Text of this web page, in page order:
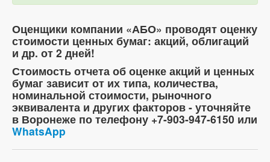
Оценщики компании «АБО» проводят оценку
стоимости ценных бумаг: акций, облигаций
и др. от 2 дней!
Стоимость отчета об оценке акций и ценных
бумаг зависит от их типа, количества,
номинальной стоимости, рыночного
эквивалента и других факторов - уточняйте
в Воронеже по телефону +7-903-947-6150 или
WhatsApp